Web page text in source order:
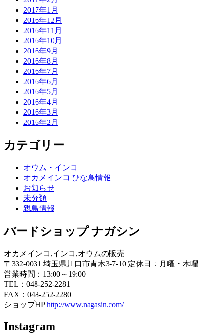
2017年1月
2016年12月
2016年11月
2016年10月
2016年9月
2016年8月
2016年7月
2016年6月
2016年5月
2016年4月
2016年3月
2016年2月
カテゴリー
オウム・インコ
オカメインコ ひな鳥情報
お知らせ
未分類
親鳥情報
バードショップ ナガシン
オカメインコ,インコ,オウムの販売
〒332-0031 埼玉県川口市青木3-7-10 定休日：月曜・木曜
営業時間：13:00～19:00
TEL：048-252-2281
FAX：048-252-2280
ショップHPhttp://www.nagasin.com/
Instagram